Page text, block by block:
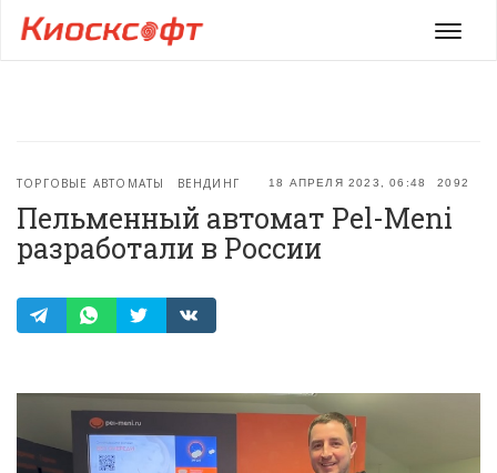
Меню
18 АПРЕЛЯ 2023, 06:48 2092
ТОРГОВЫЕ АВТОМАТЫ ВЕНДИНГ
Пельменный автомат Pel-Meni
разработали в России